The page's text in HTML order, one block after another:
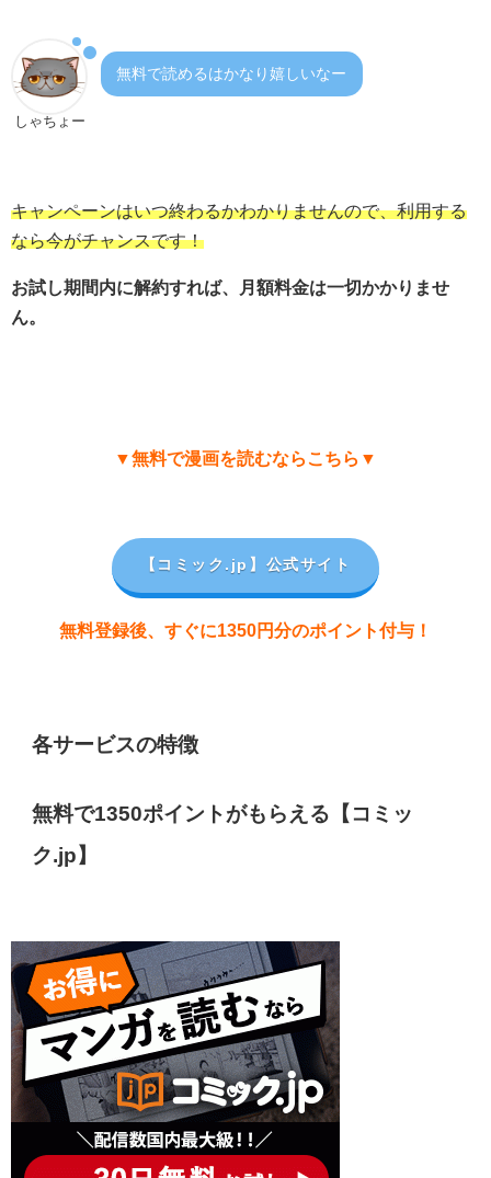
しゃちょー
無料で読めるはかなり嬉しいなー
キャンペーンはいつ終わるかわかりませんので、利用する
なら今がチャンスです！
お試し期間内に解約すれば、月額料金は一切かかりませ
ん。
▼無料で漫画を読むならこちら▼
【コミック.jp 】公式サイト
無料登録後、すぐに1350円分のポイント付与！
各サービスの特徴
無料で1350ポイントがもらえる【コミッ
ク.jp】